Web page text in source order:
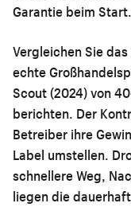
Garantie beim Start.
Vergleichen Sie
echte
Scout (2024) von
berichten. Der
Betreiber ihre
Label umstellen.
schnellere Weg,
liegen die